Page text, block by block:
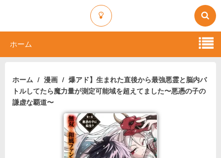
ホーム
ホーム 漫画
爆アド】生まれた直後から最強悪霊と脳内バ
トルしてたら魔力量が測定可能域を超えてました〜悪憑の子の
謙虚な覇道〜